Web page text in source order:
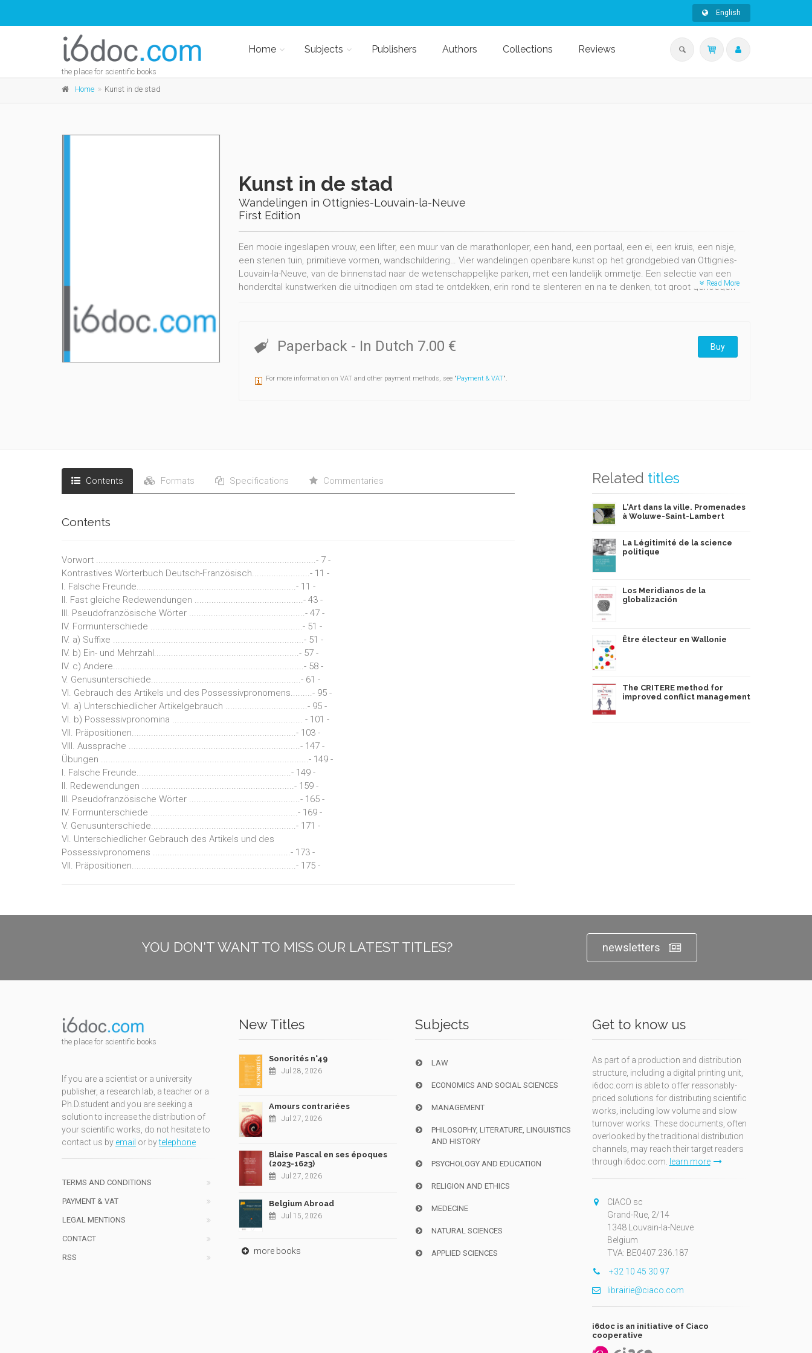
English
the place for scientific books
Home Subjects Publishers Authors Collections Reviews
Home Kunst in de stad
Kunst in de stad
Wandelingen in Ottignies-Louvain-la-Neuve
First Edition
Een mooie ingeslapen vrouw, een lifter, een muur van de marathonloper, een hand, een portaal, een ei, een kruis, een nisje,
een stenen tuin, primitieve vormen, wandschildering… Vier wandelingen openbare kunst op het grondgebied van Ottignies-
Louvain-la-Neuve, van de binnenstad naar de wetenschappelijke parken, met een landelijk ommetje. Een selectie van een
honderdtal kunstwerken die uitnodigen om stad te ontdekken, erin rond te slenteren en na te denken, tot groot genoegen
aangrijpende aanwezigheid van schoonheid die zich aan iedereen blootgeeft.
Read More
Paperback - In Dutch 7.00 € Buy
For more information on VAT and other payment methods, see "Payment & VAT".
Contents Formats Specifications Commentaries
Contents
Vorwort ...........................................................................................- 7 -
Kontrastives Wörterbuch Deutsch-Französisch........................- 11 -
I. Falsche Freunde..................................................................- 11 -
II. Fast gleiche Redewendungen .............................................- 43 -
III. Pseudofranzösische Wörter ................................................- 47 -
IV. Formunterschiede ...............................................................- 51 -
IV. a) Suffixe ...............................................................................- 51 -
IV. b) Ein- und Mehrzahl............................................................- 57 -
IV. c) Andere...............................................................................- 58 -
V. Genusunterschiede..............................................................- 61 -
VI. Gebrauch des Artikels und des Possessivpronomens.........- 95 -
VI. a) Unterschiedlicher Artikelgebrauch ..................................- 95 -
VI. b) Possessivpronomina ...................................................... - 101 -
VII. Präpositionen....................................................................- 103 -
VIII. Aussprache .......................................................................- 147 -
Übungen ......................................................................................- 149 -
I. Falsche Freunde................................................................- 149 -
II. Redewendungen ...............................................................- 159 -
III. Pseudofranzösische Wörter ..............................................- 165 -
IV. Formunterschiede .............................................................- 169 -
V. Genusunterschiede............................................................- 171 -
VI. Unterschiedlicher Gebrauch des Artikels und des
Possessivpronomens .........................................................- 173 -
VII. Präpositionen....................................................................- 175 -
Related titles
L'Art dans la ville. Promenades
à Woluwe-Saint-Lambert
La Légitimité de la science
politique
Los Meridianos de la
globalización
Être électeur en Wallonie
The CRITERE method for
improved conflict management
YOU DON'T WANT TO MISS OUR LATEST TITLES? newsletters
the place for scientific books
If you are a scientist or a university
publisher, a research lab, a teacher or a
Ph.D.student and you are seeking a
solution to increase the distribution of
your scientific works, do not hesitate to
contact us by email or bytelephone
TERMS AND CONDITIONS
PAYMENT & VAT
LEGAL MENTIONS
CONTACT
RSS
New Titles
Sonorités n°49
Jul 28, 2026
Amours contrariées
Jul 27, 2026
Blaise Pascal en ses époques
(2023-1623)
Jul 27, 2026
Belgium Abroad
Jul 15, 2026
more books
Subjects
LAW
ECONOMICS AND SOCIAL SCIENCES
MANAGEMENT
PHILOSOPHY, LITERATURE, LINGUISTICS
AND HISTORY
PSYCHOLOGY AND EDUCATION
RELIGION AND ETHICS
MEDECINE
NATURAL SCIENCES
APPLIED SCIENCES
Get to know us
As part of a production and distribution
structure, including a digital printing unit,
i6doc.com is able to offer reasonably-
priced solutions for distributing scientific
works, including low volume and slow
turnover works. These documents, often
overlooked by the traditional distribution
channels, may reach their target readers
through i6doc.com. learn more
CIACO sc
Grand-Rue, 2/14
1348 Louvain-la-Neuve
Belgium
TVA: BE0407.236.187
+32 10 45 30 97
librairie@ciaco.com
i6doc is an initiative of Ciaco
cooperative